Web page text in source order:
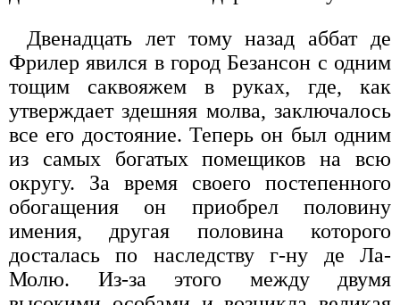
Двенадцать лет тому назад аббат де
Фрилер явился в город Безансон с одним
тощим саквояжем в руках, где, как
утверждает здешняя молва, заключалось
все его достояние. Теперь он был одним
из самых богатых помещиков на всю
округу. За время своего постепенного
обогащения он приобрел половину
имения, другая половина которого
досталась по наследству г-ну де Ла-
Молю. Из-за этого между двумя